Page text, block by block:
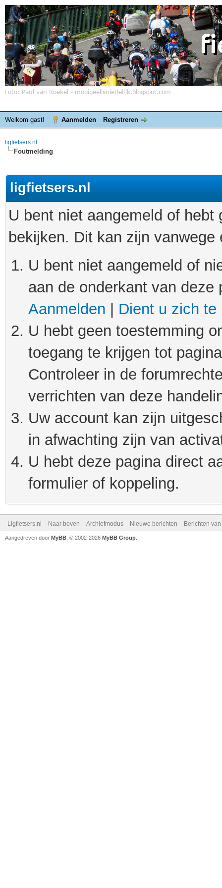
Welkom gast! Aanmelden Registreren
ligfietsers.nl
Foutmelding
ligfietsers.nl
U bent niet aangemeld of
bekijken. Dit kan zijn
U bent niet aangemeld of
aan de onderkant van
Aanmelden
Dient u zich te
U hebt geen toestemming
toegang te krijgen tot
Controleer in de
verrichten van deze
Uw account kan zijn
in afwachting zijn van
U hebt deze pagina direct
formulier of koppeling.
Ligfietsers.nl Naar boven Archiefmodus Nieuwe berichten Berichten
Aangedreven door MyBB , © 2002-2026 MyBB Group